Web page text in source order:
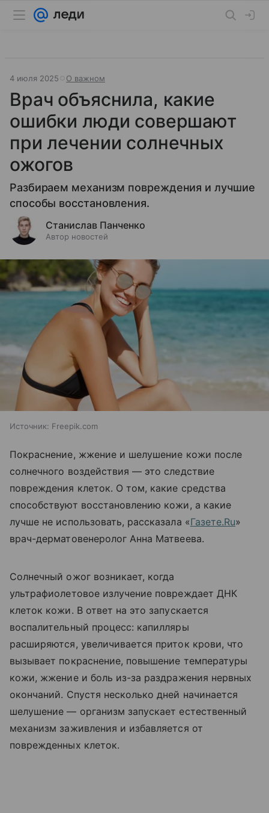
4 июля 2025 О важном
Врач объяснила, какие
ошибки люди совершают
при лечении солнечных
ожогов
Разбираем механизм повреждения и лучшие
способы восстановления.
Станислав Панченко
Автор новостей
Источник: Freepik.com
Покраснение, жжение и шелушение кожи после
солнечного воздействия — это следствие
повреждения клеток. О том, какие средства
способствуют восстановлению кожи, а какие
лучше не использовать, рассказала «Газете.Ru»
врач-дерматовенеролог Анна Матвеева.
Солнечный ожог возникает, когда
ультрафиолетовое излучение повреждает ДНК
клеток кожи. В ответ на это запускается
воспалительный процесс: капилляры
расширяются, увеличивается приток крови, что
вызывает покраснение, повышение температуры
кожи, жжение и боль из-за раздражения нервных
окончаний. Спустя несколько дней начинается
шелушение — организм запускает естественный
механизм заживления и избавляется от
поврежденных клеток.